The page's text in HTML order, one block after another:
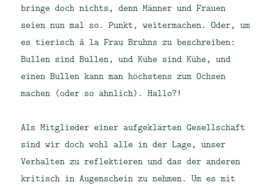
bringe doch nichts, denn Männer und Frauen
seien nun mal so. Punkt, weitermachen. Oder, um
es tierisch à la Frau Bruhns zu beschreiben:
Bullen sind Bullen, und Kühe sind Kühe, und
einen Bullen kann man höchstens zum Ochsen
machen (oder so ähnlich). Hallo?!
Als Mitglieder einer aufgeklärten Gesellschaft
sind wir doch wohl alle in der Lage, unser
Verhalten zu reflektieren und das der anderen
kritisch in Augenschein zu nehmen. Um es mit